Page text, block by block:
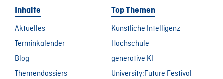
Inhalte
Aktuelles
Terminkalender
Blog
Themendossiers
Top Themen
Künstliche Intelligenz
Hochschule
generative KI
University:Future Festival